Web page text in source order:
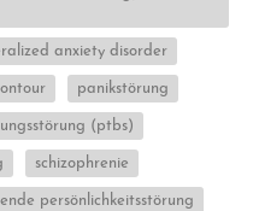
anxiety disorder
panikstörung
(ptbs)
schizophrenie
persönlichkeitsstörung